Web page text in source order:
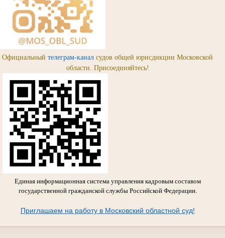
Официальный телеграм-канал судов общей юрисдикции Московской
области. Присоединяйтесь!
Единая информационная система управления кадровым составом
государственной гражданской службы Российской Федерации.
Приглашаем на работу в Московский областной суд!